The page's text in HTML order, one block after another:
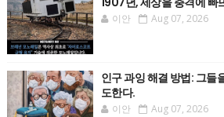
이안 Aug 07, 2026
인구 과잉 해결 방법: 그들
도한다.
이안 Aug 07, 2026